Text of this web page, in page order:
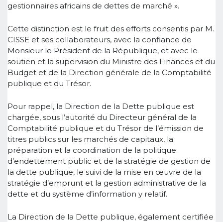
gestionnaires africains de dettes de marché ».
Cette distinction est le fruit des efforts consentis par M.
CISSE et ses collaborateurs, avec la confiance de
Monsieur le Président de la République, et avec le
soutien et la supervision du Ministre des Finances et du
Budget et de la Direction générale de la Comptabilité
publique et du Trésor.
Pour rappel, la Direction de la Dette publique est
chargée, sous l’autorité du Directeur général de la
Comptabilité publique et du Trésor de l’émission de
titres publics sur les marchés de capitaux, la
préparation et la coordination de la politique
d’endettement public et de la stratégie de gestion de
la dette publique, le suivi de la mise en œuvre de la
stratégie d’emprunt et la gestion administrative de la
dette et du système d’information y relatif.
La Direction de la Dette publique, également certifiée